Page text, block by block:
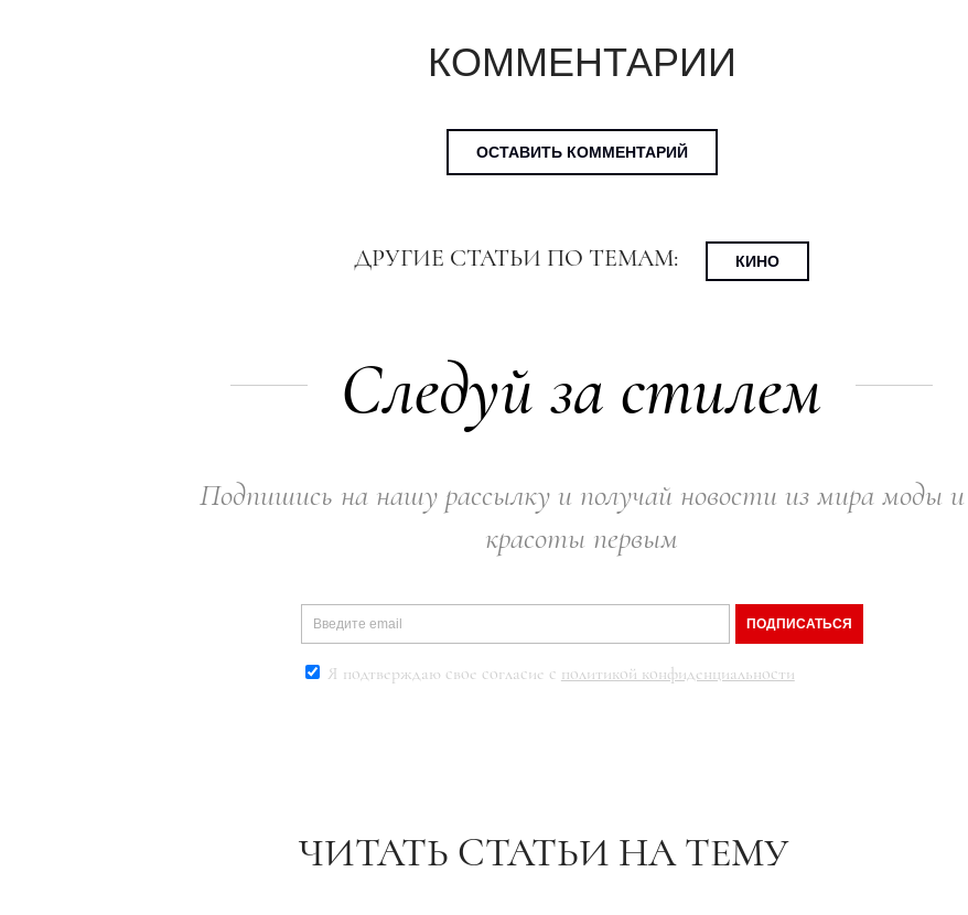
КОММЕНТАРИИ
ОСТАВИТЬ КОММЕНТАРИЙ
ДРУГИЕ СТАТЬИ ПО ТЕМАМ: КИНО
Следуй за стилем
Подпишись на нашу рассылку и получай новости из мира моды и
красоты первым
ПОДПИСАТЬСЯ
Я подтверждаю свое согласие с политикой конфиденциальности
ЧИТАТЬ СТАТЬИ НА ТЕМУ